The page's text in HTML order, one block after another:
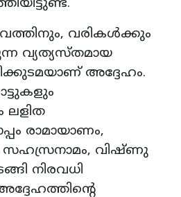
വരികൾക്കും
വ്യത്യസ്തമായ
അദ്ദേഹം.
ലളിത
രാമായാണം,
സഹസ്രനാമം, വിഷ്ണു
നിരവധി